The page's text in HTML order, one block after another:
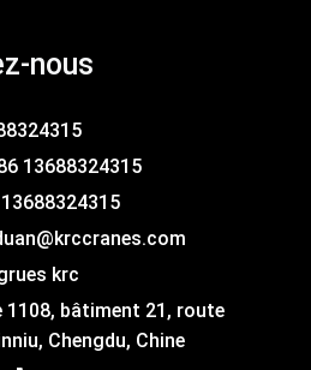
nous
13688324315
krc
1108, bâtiment 21, route
Chengdu, Chine